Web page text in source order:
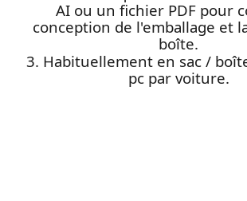
AI ou un fichier PDF pour
conception de l'emballage et
boîte.
3. Habituellement en sac /
pc par voiture.